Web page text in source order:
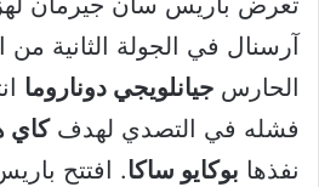
آرسنال في الجولة الثانية
الحارس جيانلويجي دوناروما
فشله في التصدي لهدفكاي
نفذها بوكايو ساكا. افتتح